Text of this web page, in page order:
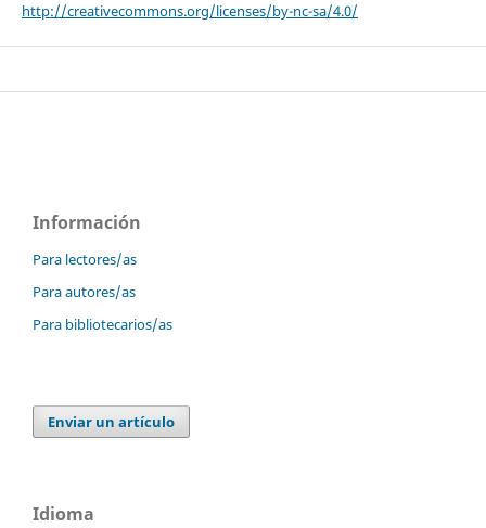
http://creativecommons.org/licenses/by-nc-sa/4.0/
Información
Para lectores/as
Para autores/as
Para bibliotecarios/as
Enviar un artículo
Idioma